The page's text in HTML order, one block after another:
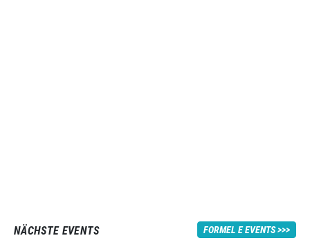
NÄCHSTE EVENTS FORMEL E EVENTS